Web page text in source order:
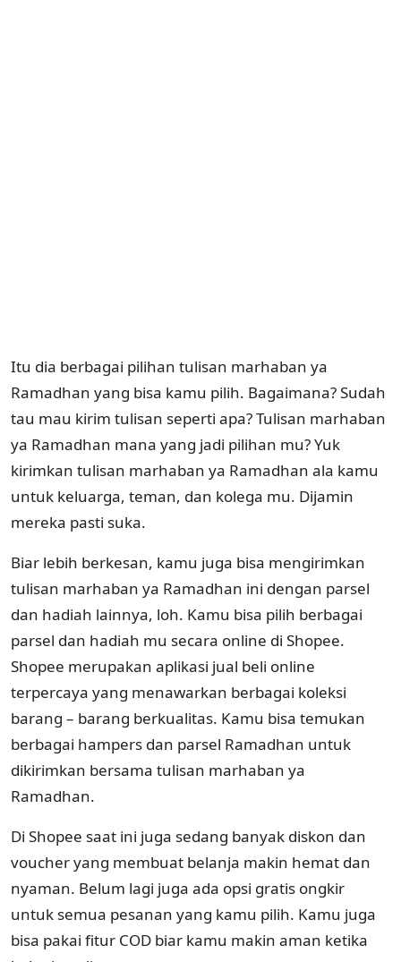
Itu dia berbagai pilihan tulisan marhaban ya
Ramadhan yang bisa kamu pilih. Bagaimana? Sudah
tau mau kirim tulisan seperti apa? Tulisan marhaban
ya Ramadhan mana yang jadi pilihan mu? Yuk
kirimkan tulisan marhaban ya Ramadhan ala kamu
untuk keluarga, teman, dan kolega mu. Dijamin
mereka pasti suka.
Biar lebih berkesan, kamu juga bisa mengirimkan
tulisan marhaban ya Ramadhan ini dengan parsel
dan hadiah lainnya, loh. Kamu bisa pilih berbagai
parsel dan hadiah mu secara online di Shopee.
Shopee merupakan aplikasi jual beli online
terpercaya yang menawarkan berbagai koleksi
barang – barang berkualitas. Kamu bisa temukan
berbagai hampers dan parsel Ramadhan untuk
dikirimkan bersama tulisan marhaban ya
Ramadhan.
Di Shopee saat ini juga sedang banyak diskon dan
voucher yang membuat belanja makin hemat dan
nyaman. Belum lagi juga ada opsi gratis ongkir
untuk semua pesanan yang kamu pilih. Kamu juga
bisa pakai fitur COD biar kamu makin aman ketika